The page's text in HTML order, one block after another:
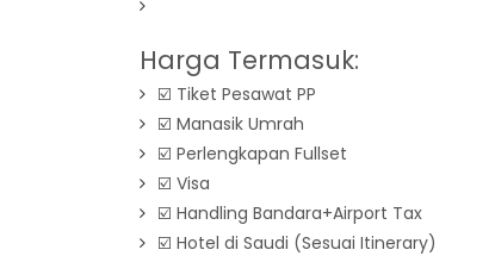
Harga Termasuk:
☑️ Tiket Pesawat PP
☑️ Manasik Umrah
☑️ Perlengkapan Fullset
☑️ Visa
☑️ Handling Bandara+Airport Tax
☑️ Hotel di Saudi (Sesuai Itinerary)